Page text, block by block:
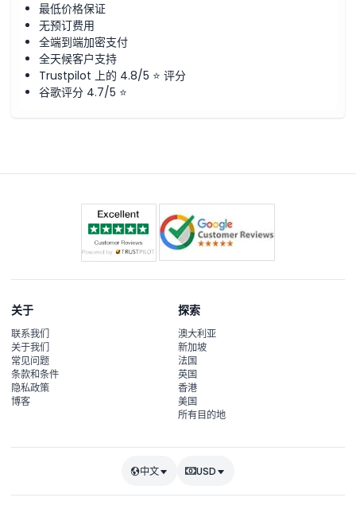
最低价格保证
无预订费用
全端到端加密支付
全天候客户支持
Trustpilot 上的 4.8/5 ⭐ 评分
谷歌评分 4.7/5 ⭐
关于
联系我们
关于我们
常见问题
条款和条件
隐私政策
博客
探索
澳大利亚
新加坡
法国
英国
香港
美国
所有目的地
中文 USD